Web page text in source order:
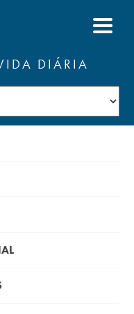
DIÁRIA